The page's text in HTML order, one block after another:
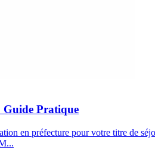
Guide Pratique
en préfecture pour votre titre de